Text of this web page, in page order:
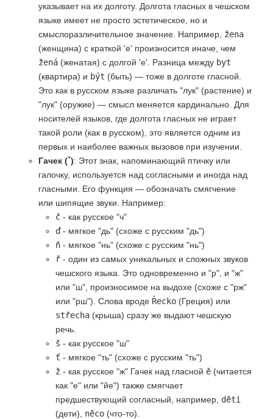
указывает на их долготу. Долгота гласных в чешском
языке имеет не просто эстетическое, но и
смыслоразличительное значение. Например, žena
(женщина) с краткой 'е' произносится иначе, чем
žená (женатая) с долгой 'е'. Разница между byt
(квартира) и být (быть) — тоже в долготе гласной.
Это как в русском языке различать "лук" (растение) и
"лук" (оружие) — смысл меняется кардинально. Для
носителей языков, где долгота гласных не играет
такой роли (как в русском), это является одним из
первых и наиболее важных вызовов при изучении.
Гачек (ˇ): Этот знак, напоминающий птичку или
галочку, используется над согласными и иногда над
гласными. Его функция — обозначать смягчение
или шипящие звуки. Например:
č - как русское "ч"
ď- мягкое "дь" (схоже с русским "дь")
ň - мягкое "нь" (схоже с русским "нь")
ř - один из самых уникальных и сложных звуков
чешского языка. Это одновременно и "р", и "ж"
или "ш", произносимое на выдохе (схоже с "рж"
или "рш"). Слова вроде Řecko (Греция) или
střecha (крыша) сразу же выдают чешскую
речь.
š - как русское "ш"
ť - мягкое "ть" (схоже с русским "ть")
ž - как русское "ж" Гачек над гласной ě (читается
как "е" или "йе") также смягчает
предшествующий согласный, например, děti
(дети), něco (что-то).